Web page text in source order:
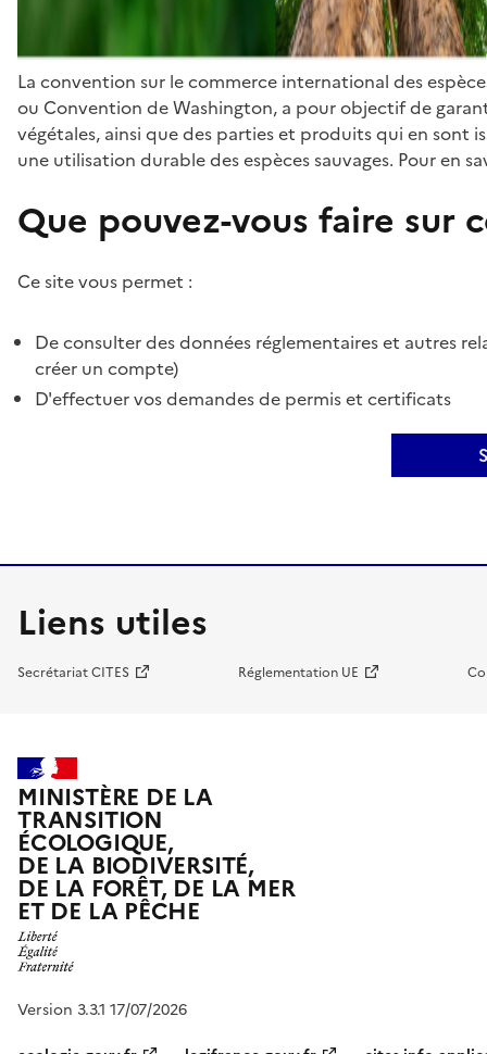
La convention sur le commerce international des
ou Convention de Washington, a pour objectif de
végétales, ainsi que des parties et produits qui en sont
une utilisation durable des espèces sauvages. Pour en
Que pouvez-vous faire sur
Ce site vous permet :
De consulter des données réglementaires et autres
créer un compte)
D'effectuer vos demandes de permis et certificats
Liens utiles
Secrétariat CITES Réglementation UE
MINISTÈRE DE LA
TRANSITION
ÉCOLOGIQUE,
DE LA BIODIVERSITÉ,
DE LA FORÊT, DE LA MER
ET DE LA PÊCHE
Version 3.3.1 17/07/2026